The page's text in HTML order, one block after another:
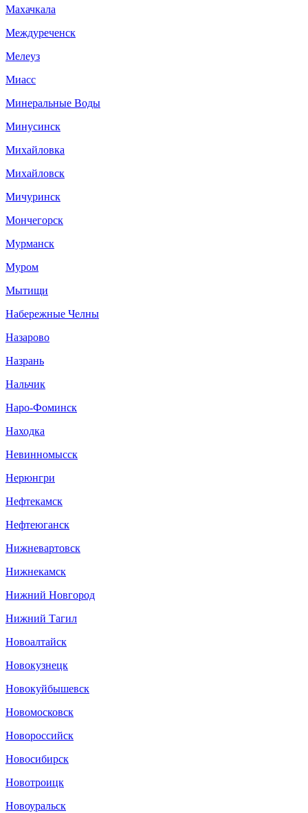
Махачкала
Междуреченск
Мелеуз
Миасс
Минеральные Воды
Минусинск
Михайловка
Михайловск
Мичуринск
Мончегорск
Мурманск
Муром
Мытищи
Набережные Челны
Назарово
Назрань
Нальчик
Наро-Фоминск
Находка
Невинномысск
Нерюнгри
Нефтекамск
Нефтеюганск
Нижневартовск
Нижнекамск
Нижний Новгород
Нижний Тагил
Новоалтайск
Новокузнецк
Новокуйбышевск
Новомосковск
Новороссийск
Новосибирск
Новотроицк
Новоуральск